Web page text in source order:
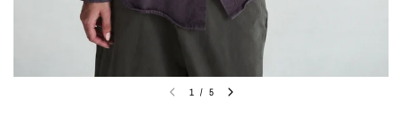
1 / 5